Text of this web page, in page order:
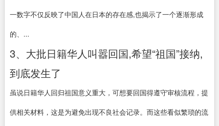
一数字不仅反映了中国人在日本的存在感,也揭示了一个逐渐形成
的、...
3、大批日籍华人叫嚣回国,希望“祖国”接纳,
到底发生了
虽说日籍华人回归祖国意义重大，可想要回国得遵守审核流程，提
供相关材料，这是为避免出现不良社会记录。而这些看似繁琐的流